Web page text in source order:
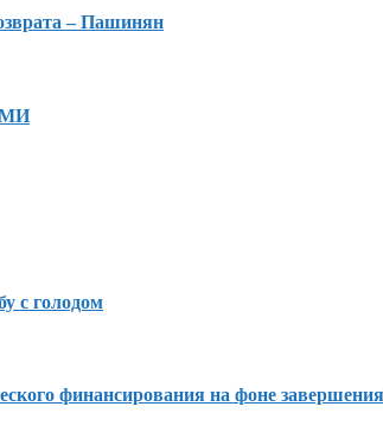
– Пашинян
с голодом
финансирования на фоне